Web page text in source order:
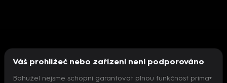
Váš prohlížeč nebo zařízení není podporováno
Bohužel nejsme schopni garantovat plnou funkčnost prima+